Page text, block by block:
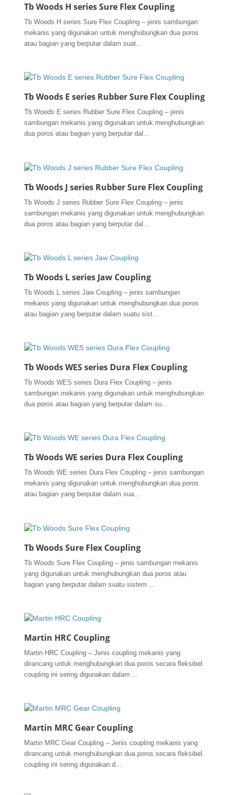
Tb Woods H series Sure Flex Coupling
Tb Woods H series Sure Flex Coupling – jenis sambungan
mekanis yang digunakan untuk menghubungkan dua poros
atau bagian yang berputar dalam suat...
Tb Woods E series Rubber Sure Flex Coupling
Tb Woods E series Rubber Sure Flex Coupling – jenis
sambungan mekanis yang digunakan untuk menghubungkan
dua poros atau bagian yang berputar dal...
Tb Woods J series Rubber Sure Flex Coupling
Tb Woods J series Rubber Sure Flex Coupling – jenis
sambungan mekanis yang digunakan untuk menghubungkan
dua poros atau bagian yang berputar dal...
Tb Woods L series Jaw Coupling
Tb Woods L series Jaw Coupling – jenis sambungan
mekanis yang digunakan untuk menghubungkan dua poros
atau bagian yang berputar dalam suatu sist...
Tb Woods WES series Dura Flex Coupling
Tb Woods WES series Dura Flex Coupling – jenis
sambungan mekanis yang digunakan untuk menghubungkan
dua poros atau bagian yang berputar dalam su...
Tb Woods WE series Dura Flex Coupling
Tb Woods WE series Dura Flex Coupling – jenis sambungan
mekanis yang digunakan untuk menghubungkan dua poros
atau bagian yang berputar dalam sua...
Tb Woods Sure Flex Coupling
Tb Woods Sure Flex Coupling – jenis sambungan mekanis
yang digunakan untuk menghubungkan dua poros atau
bagian yang berputar dalam suatu sistem ...
Martin HRC Coupling
Martin HRC Coupling – Jenis coupling mekanis yang
dirancang untuk menghubungkan dua poros secara fleksibel.
coupling ini sering digunakan dalam ...
Martin MRC Gear Coupling
Martin MRC Gear Coupling – Jenis coupling mekanis yang
dirancang untuk menghubungkan dua poros secara fleksibel.
coupling ini sering digunakan d...